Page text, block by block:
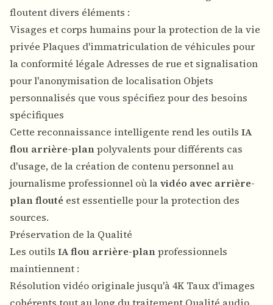
floutent divers éléments :
Visages et corps humains pour la protection de la vie
privée Plaques d'immatriculation de véhicules pour
la conformité légale Adresses de rue et signalisation
pour l'anonymisation de localisation Objets
personnalisés que vous spécifiez pour des besoins
spécifiques
Cette reconnaissance intelligente rend les outils IA
flou arrière-planpolyvalents pour différents cas
d'usage, de la création de contenu personnel au
journalisme professionnel où lavidéo avec arrière-
plan flouté est essentielle pour la protection des
sources.
Préservation de la Qualité
Les outils IA flou arrière-planprofessionnels
maintiennent :
Résolution vidéo originale jusqu'à 4K Taux d'images